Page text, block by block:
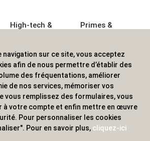
High-tech &
Sport &
Outdoor
Enfant
Primes &
Boisson
Textile &
Casquette
Accessoires de
bureau
d'objets publicitaires, pour les
implantation nationale, une
navigation sur ce site, vous acceptez
afin de nous permettre d’établir des
des fréquentations, améliorer
de nos services, mémoriser vos
vous remplissez des formulaires, vous
à votre compte et enfin mettre en œuvre
Pour personnaliser les cookies
Pour en savoir plus, cliquez-ici